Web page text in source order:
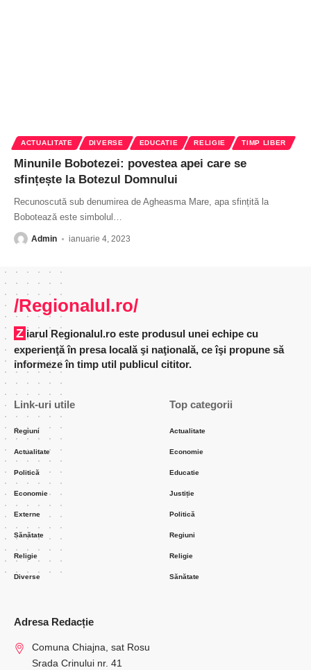
ACTUALITATE DIVERSE EDUCATIE RELIGIE TIMP LIBER
Minunile Bobotezei: povestea apei care se
sfințește la Botezul Domnului
Recunoscută sub denumirea de Agheasma Mare, apa sfințită la
Bobotează este simbolul …
Admin ianuarie 4, 2023
/Regionalul.ro/
Ziarul Regionalul.ro este produsul unei echipe cu
experienţă în presa locală şi naţională, ce îşi propune să
informeze în timp util publicul cititor.
Link-uri utile
Regiuni
Actualitate
Politică
Economie
Externe
Sănătate
Religie
Diverse
Top categorii
Actualitate
Economie
Educatie
Justiție
Politică
Regiuni
Religie
Sănătate
Adresa Redacție
Comuna Chiajna, sat Rosu
Srada Crinului nr. 41